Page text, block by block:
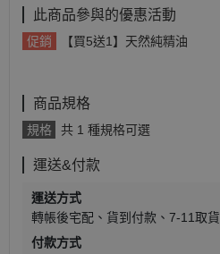
此商品參與的優惠活動
促銷 【買5送1】天然純精油
商品規格
規格 共 1 種規格可選
運送&付款
運送方式
轉帳後宅配
貨到付款
7-11取貨
付款方式